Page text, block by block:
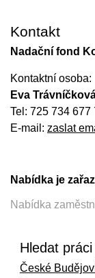
Kontakt
Nadační fond
Kontaktní osoba:
Eva
Tel: 725 734 677
E-mail: zaslat
Nabídka je
Nabídka
Hledat
České